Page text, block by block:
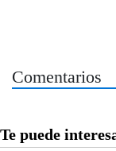
Comentarios